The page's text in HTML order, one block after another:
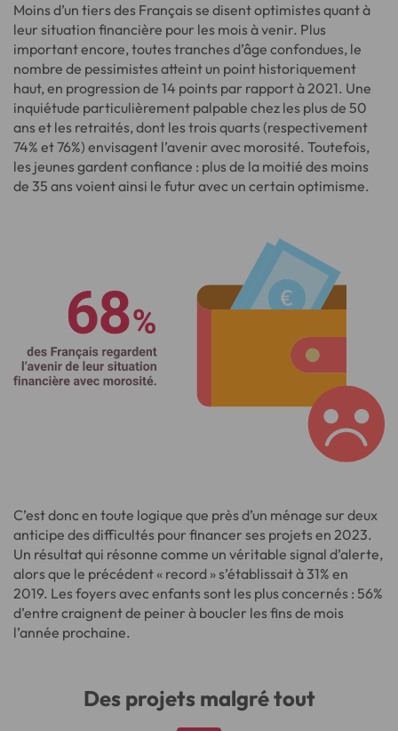
Moins d’un tiers des Français se disent optimistes quant à
leur situation financière pour les mois à venir. Plus
important encore, toutes tranches d’âge confondues, le
nombre de pessimistes atteint un point historiquement
haut, en progression de 14 points par rapport à 2021. Une
inquiétude particulièrement palpable chez les plus de 50
ans et les retraités, dont les trois quarts (respectivement
74% et 76%) envisagent l’avenir avec morosité. Toutefois,
les jeunes gardent confiance : plus de la moitié des moins
de 35 ans voient ainsi le futur avec un certain optimisme.
C’est donc en toute logique que près d’un ménage sur deux
anticipe des difficultés pour financer ses projets en 2023.
Un résultat qui résonne comme un véritable signal d’alerte,
alors que le précédent « record » s’établissait à 31% en
2019. Les foyers avec enfants sont les plus concernés : 56%
d’entre craignent de peiner à boucler les fins de mois
l’année prochaine.
Des projets malgré tout